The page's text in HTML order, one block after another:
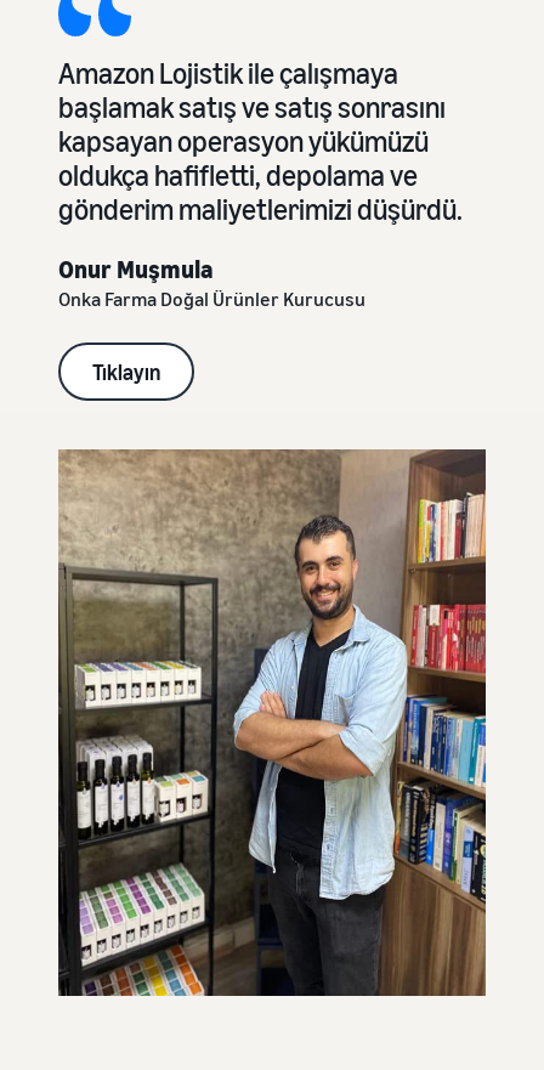
Amazon Lojistik ile çalışmaya
başlamak satış ve satış sonrasını
kapsayan operasyon yükümüzü
oldukça hafifletti, depolama ve
gönderim maliyetlerimizi düşürdü.
Onur Muşmula
Onka Farma Doğal Ürünler Kurucusu
Tıklayın